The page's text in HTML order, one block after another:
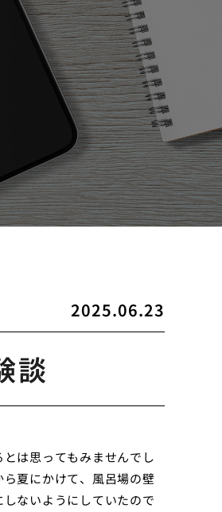
2025.06.23
談
は思ってもみませんでし
夏にかけて、風呂場の壁
ないようにしていたので